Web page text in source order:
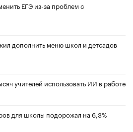
ЕГЭ из-за проблем с
дополнить меню школ и детсадов
учителей использовать ИИ в работе
для школы подорожал на 6,3%